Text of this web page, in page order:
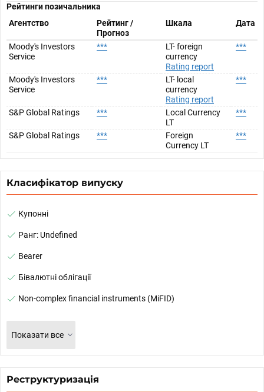
Рейтинги позичальника
Агентство
Рейтинг /
Прогноз
Шкала Дата
Moody's Investors
Service
***
LT- foreign
currency
Rating report
***
Moody's Investors
Service
***
LT- local
currency
Rating report
***
S&P Global Ratings ***
Local Currency
LT
***
S&P Global Ratings ***
Foreign
Currency LT
***
Класифікатор випуску
Купонні
Ранг: Undefined
Bearer
Бівалютні облігації
Non-complex financial instruments (MiFID)
Показати все
Реструктуризація